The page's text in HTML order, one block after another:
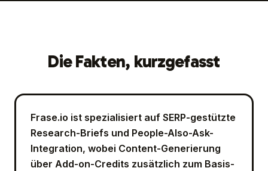
Die Fakten, kurzgefasst
Frase.io ist spezialisiert auf SERP-gestützte
Research-Briefs und People-Also-Ask-
Integration, wobei Content-Generierung
über Add-on-Credits zusätzlich zum Basis-